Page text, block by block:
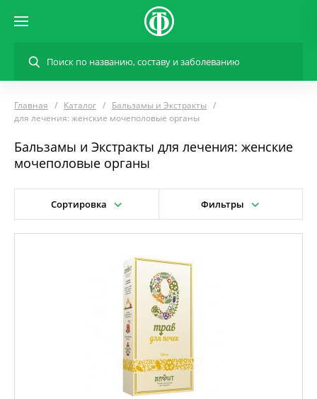
Главная Каталог
Бальзамы и Экстракты
для лечения: женские мочеполовые органы
Бальзамы и Экстракты для лечения: женские
мочеполовые органы
Сортировка Фильтры